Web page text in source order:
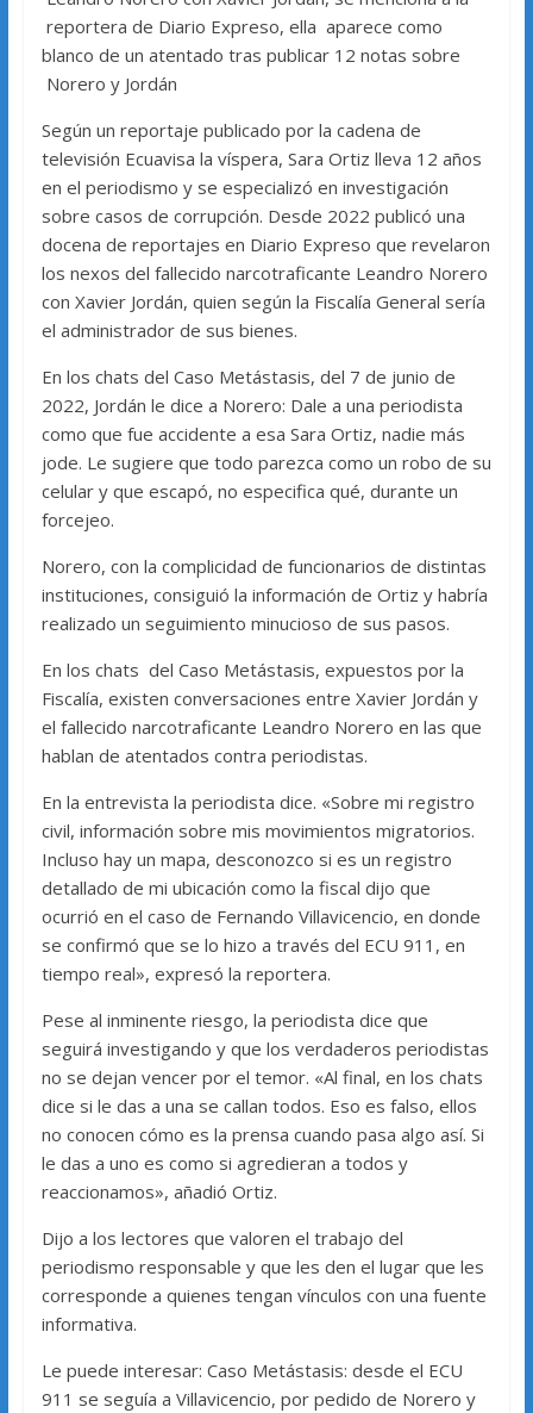
reportera de Diario Expreso, ella aparece como
blanco de un atentado tras publicar 12 notas sobre
Norero y Jordán
Según un reportaje publicado por la cadena de
televisión Ecuavisa la víspera, Sara Ortiz lleva 12 años
en el periodismo y se especializó en investigación
sobre casos de corrupción. Desde 2022 publicó una
docena de reportajes en Diario Expreso que revelaron
los nexos del fallecido narcotraficante Leandro Norero
con Xavier Jordán, quien según la Fiscalía General sería
el administrador de sus bienes.
En los chats del Caso Metástasis, del 7 de junio de
2022, Jordán le dice a Norero: Dale a una periodista
como que fue accidente a esa Sara Ortiz, nadie más
jode. Le sugiere que todo parezca como un robo de su
celular y que escapó, no especifica qué, durante un
forcejeo.
Norero, con la complicidad de funcionarios de distintas
instituciones, consiguió la información de Ortiz y habría
realizado un seguimiento minucioso de sus pasos.
En los chats del Caso Metástasis, expuestos por la
Fiscalía, existen conversaciones entre Xavier Jordán y
el fallecido narcotraficante Leandro Norero en las que
hablan de atentados contra periodistas.
En la entrevista la periodista dice. «Sobre mi registro
civil, información sobre mis movimientos migratorios.
Incluso hay un mapa, desconozco si es un registro
detallado de mi ubicación como la fiscal dijo que
ocurrió en el caso de Fernando Villavicencio, en donde
se confirmó que se lo hizo a través del ECU 911, en
tiempo real», expresó la reportera.
Pese al inminente riesgo, la periodista dice que
seguirá investigando y que los verdaderos periodistas
no se dejan vencer por el temor. «Al final, en los chats
dice si le das a una se callan todos. Eso es falso, ellos
no conocen cómo es la prensa cuando pasa algo así. Si
le das a uno es como si agredieran a todos y
reaccionamos», añadió Ortiz.
Dijo a los lectores que valoren el trabajo del
periodismo responsable y que les den el lugar que les
corresponde a quienes tengan vínculos con una fuente
informativa.
Le puede interesar: Caso Metástasis: desde el ECU
911 se seguía a Villavicencio, por pedido de Norero y